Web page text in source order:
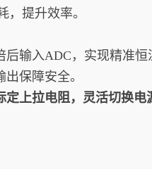
，提升效率。
输入ADC，实现精准恒
保障安全。
定上拉电阻，灵活切换电